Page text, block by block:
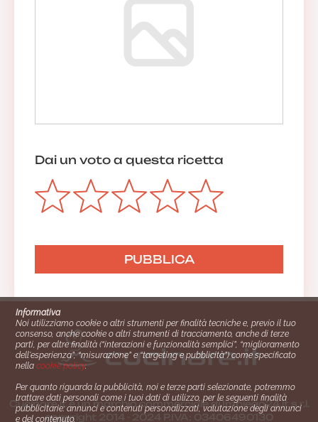
Dai un voto a questa ricetta
Cucinare.it è un marchio commerciale di Impiego24.it s.r.l.
copyright 2014 - 2024 P.IVA: 03406490130
Informativa
Noi utilizziamo cookie o altri strumenti per finalità tecniche e, previo il tuo
consenso, anche cookie o altri strumenti di tracciamento, anche di terze
parti, per altre finalità (“interazioni e funzionalità semplici”, “miglioramento
dell'esperienza”, “misurazione” e “targeting e pubblicità”) come specificato
nellacookie policy.
Per quanto riguarda la pubblicità, noi e terze parti selezionate, potremmo
trattare dati personali come i tuoi dati di utilizzo, per le seguenti finalità
pubblicitarie: annunci e contenuti personalizzati, valutazione degli annunci
e del contenuto.